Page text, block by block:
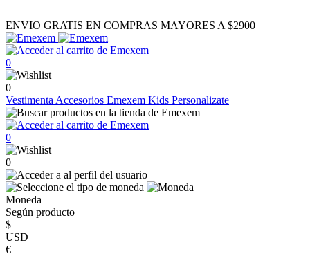
ENVIO GRATIS EN COMPRAS MAYORES A $2900
0
0
Vestimenta Accesorios Emexem Kids Personalizate
0
0
Moneda
Según producto
$
USD
€